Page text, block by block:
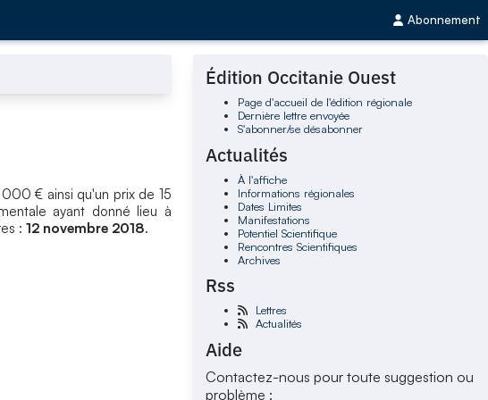
Abonnement
€ ainsi qu'un prix de 15
ayant donné lieu à
: 12 novembre 2018.
Édition Occitanie Ouest
Page d'accueil de l'édition régionale
Dernière lettre envoyée
S'abonner/se désabonner
Actualités
À l'affiche
Informations régionales
Dates Limites
Manifestations
Potentiel Scientifique
Rencontres Scientifiques
Archives
Rss
Lettres
Actualités
Aide
Contactez-nous pour toute suggestion ou
problème :